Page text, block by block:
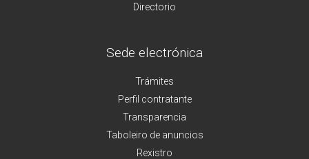
Directorio
Sede electrónica
Trámites
Perfil contratante
Transparencia
Taboleiro de anuncios
Rexistro